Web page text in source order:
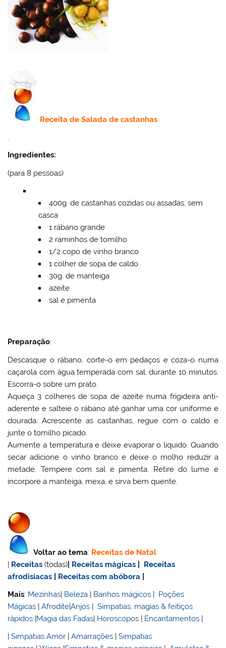
Receita de Salada de castanhas
.
Ingredientes:
(para 8 pessoas)
400g. de castanhas cozidas ou assadas, sem
casca
1 rábano grande
2 raminhos de tomilho
1/2 copo de vinho branco
1 colher de sopa de caldo
30g. de manteiga
azeite
sal e pimenta
Preparação:
Descasque o rábano, corte-o em pedaços e coza-o numa
caçarola com água temperada com sal, durante 10 minutos.
Escorra-o sobre um prato.
Aqueça 3 colheres de sopa de azeite numa frigideira anti-
aderente e salteie o rábano até ganhar uma cor uniforme e
dourada. Acrescente as castanhas, regue com o caldo e
junte o tomilho picado.
Aumente a temperatura e deixe evaporar o líquido. Quando
secar adicione o vinho branco e deixe o molho reduzir a
metade. Tempere com sal e pimenta. Retire do lume e
incorpore a manteiga, mexa, e sirva bem quente.
Voltar ao tema: Receitas de Natal
| Receitas (todas) Receitas mágicas
Receitas
afrodisiacas
Receitas com abóbora
Mais: Mezinhas| Beleza | Banhos mágicos | Poções
Mágicas |Afrodite|Anjos |Simpatias, magias & feitiços
rápidos |Magia das Fadas| Horoscopos | Encantamentos |
|Simpatias Amor |Amarrações |Simpatias